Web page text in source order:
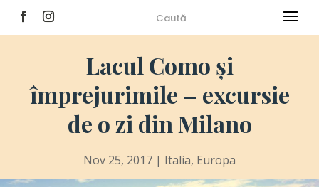
Lacul Como și
împrejurimile – excursie
de o zi din Milano
Nov 25, 2017 | Italia, Europa